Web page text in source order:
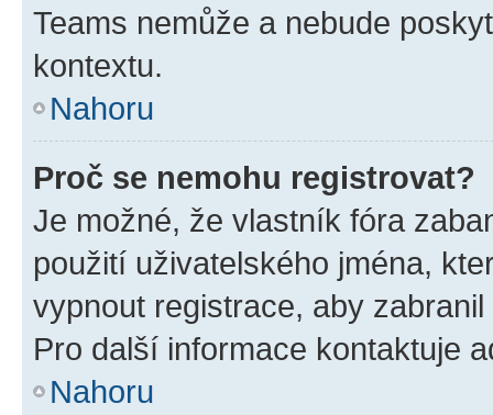
Teams nemůže a nebude
kontextu.
Nahoru
Proč se nemohu registrovat?
Je možné, že vlastník fóra
použití uživatelského jména,
vypnout registrace, aby
Pro další informace kontaktuje
Nahoru